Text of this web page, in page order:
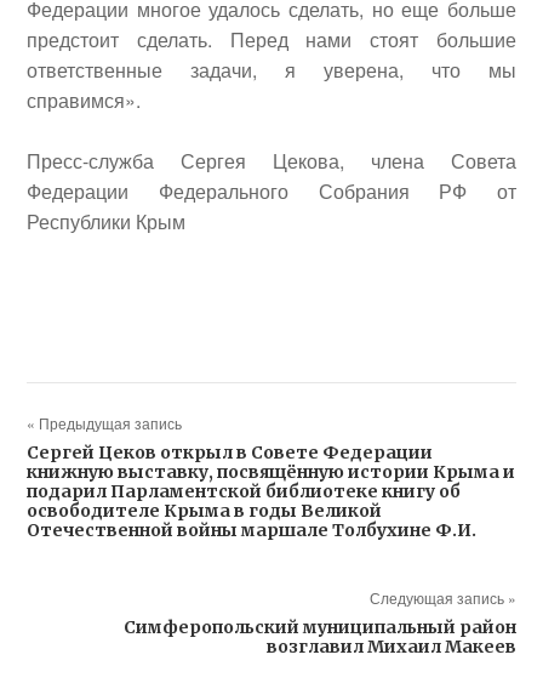
Федерации многое удалось сделать, но еще больше
предстоит сделать. Перед нами стоят большие
ответственные задачи, я уверена, что мы
справимся».
Пресс-служба Сергея Цекова, члена Совета
Федерации Федерального Собрания РФ от
Республики Крым
« Предыдущая запись
Сергей Цеков открыл в Совете Федерации
книжную выставку, посвящённую истории Крыма и
подарил Парламентской библиотеке книгу об
освободителе Крыма в годы Великой
Отечественной войны маршале Толбухине Ф.И.
Следующая запись »
Симферопольский муниципальный район
возглавил Михаил Макеев